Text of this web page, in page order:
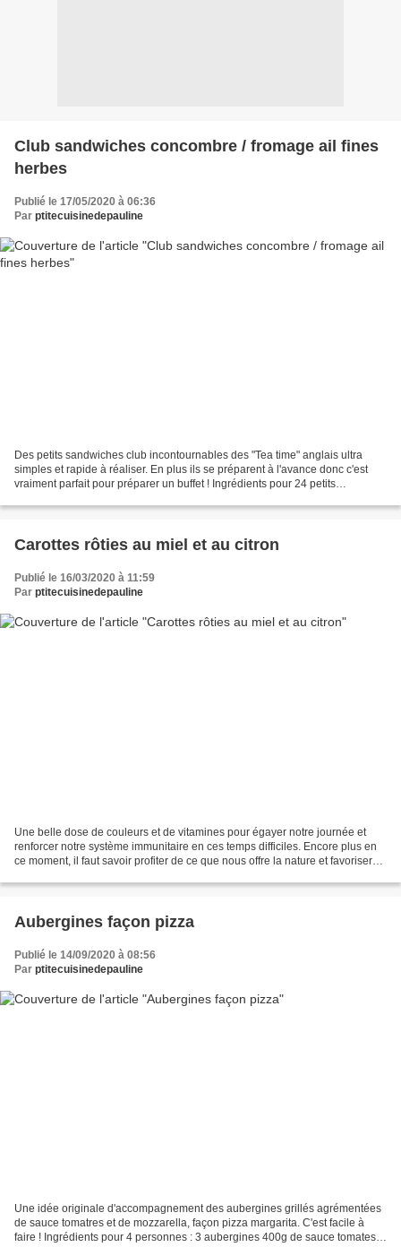
Club sandwiches concombre / fromage ail fines
herbes
Publié le 17/05/2020 à 06:36
Par ptitecuisinedepauline
Des petits sandwiches club incontournables des "Tea time" anglais ultra
simples et rapide à réaliser. En plus ils se préparent à l'avance donc c'est
vraiment parfait pour préparer un buffet ! Ingrédients pour 24 petits
Carottes rôties au miel et au citron
Publié le 16/03/2020 à 11:59
Par ptitecuisinedepauline
Une belle dose de couleurs et de vitamines pour égayer notre journée et
renforcer notre système immunitaire en ces temps difficiles. Encore plus en
ce moment, il faut savoir profiter de ce que nous offre la nature et favoriser
Aubergines façon pizza
Publié le 14/09/2020 à 08:56
Par ptitecuisinedepauline
Une idée originale d'accompagnement des aubergines grillés agrémentées
de sauce tomatres et de mozzarella, façon pizza margarita. C'est facile à
faire ! Ingrédients pour 4 personnes : 3 aubergines 400g de sauce tomates